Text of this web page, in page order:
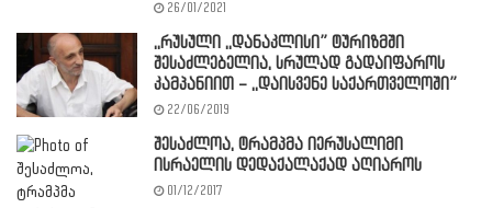
26/01/2021
,,რუსული ,,დანაკლისი” ტურიზმში
შესაძლებელია, სრულად გადაიფაროს
კამპანიით – ,,დაისვენე საქართველოში”
22/06/2019
შესაძლოა, ტრამპმა იერუსალიმი
ისრაელის დედაქალაქად აღიაროს
01/12/2017